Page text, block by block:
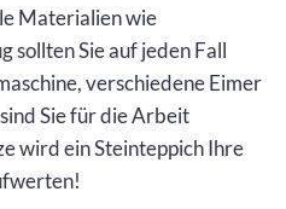
Materialien wie
sollten Sie auf jeden Fall
verschiedene Eimer
Sie für die Arbeit
wird ein Steinteppich Ihre